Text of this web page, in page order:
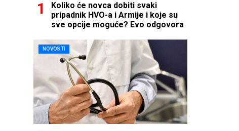
Koliko će novca dobiti svaki
pripadnik HVO-a i Armije i koje su
sve opcije moguće? Evo odgovora
NOVOSTI